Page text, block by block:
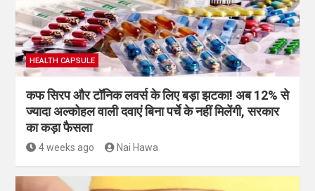
HEALTH CAPSULE
कफ सिरप और टॉनिक लवर्स के लिए बड़ा झटका! अब 12% से
ज्यादा अल्कोहल वाली दवाएं बिना पर्चे के नहीं मिलेंगी, सरकार
का कड़ा फैसला
4 weeks ago Nai Hawa